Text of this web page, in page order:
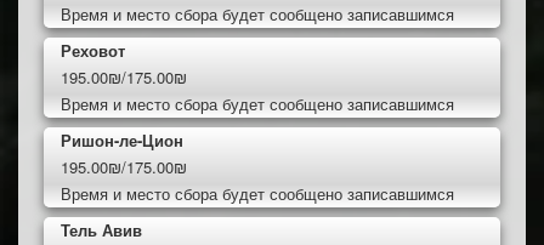
Время и место сбора будет сообщено записавшимся
Реховот
195.00₪/175.00₪
Время и место сбора будет сообщено записавшимся
Ришон-ле-Цион
195.00₪/175.00₪
Время и место сбора будет сообщено записавшимся
Тель Авив